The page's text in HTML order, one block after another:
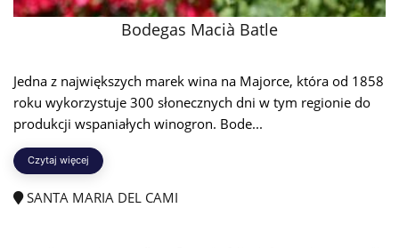
Bodegas Macià Batle
Jedna z największych marek wina na Majorce, która od 1858
roku wykorzystuje 300 słonecznych dni w tym regionie do
produkcji wspaniałych winogron. Bode...
Czytaj więcej
SANTA MARIA DEL CAMI